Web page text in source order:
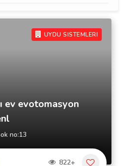
UYDU SISTEMLERI
ev evotomasyon
no:13
822+